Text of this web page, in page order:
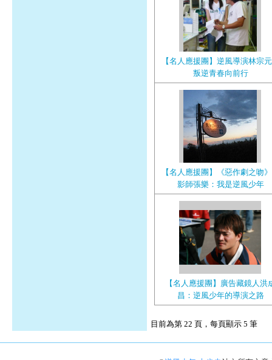
【名人應援團】逆風導演林宗
叛逆青春向前行
【名人應援團】《惡作劇之吻
影師張樂：我是逆風少年
【名人應援團】廣告藏鏡人洪
昌：逆風少年的導演之路
目前為第 22 頁，每頁顯示 5 筆